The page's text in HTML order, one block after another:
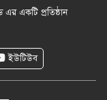
একটি প্রতিষ্ঠান
ইউটিউব